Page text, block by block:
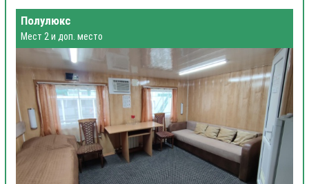
Полулюкс
Мест 2 и доп. место